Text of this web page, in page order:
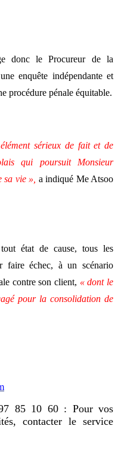
donc le Procureur de la
enquête indépendante et
procédure pénale équitable.
sérieux de fait et de
qui poursuit Monsieur
vie », a indiqué Me Atsoo
tout état de cause, tous les
faire échec, à un scénario
contre son client, « dont le
pour la consolidation de
85 10 60 : Pour vos
contacter le service